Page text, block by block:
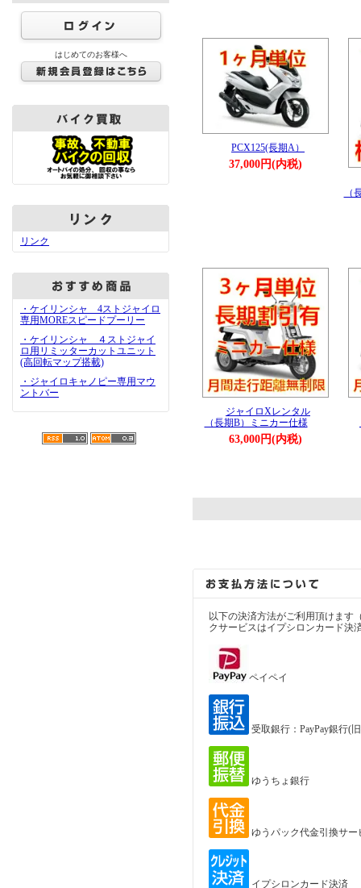
はじめてのお客様へ
リンク
・ケイリンシャ 4ストジャイロ
専用MOREスピードプーリー
・ケイリンシャ ４ストジャイ
ロ用リミッターカットユニット
(高回転マップ搭載)
・ジャイロキャノピー専用マウ
ントバー
PCX125(長期A）
37,000円(内税)
（
ジャイロXレンタル
（長期B）ミニカー仕様
63,000円(内税)
以下の決済方法がご利用頂けます
クサービスはイプシロンカード決
ペイペイ
受取銀行：PayPay銀行(
ゆうちょ銀行
ゆうパック代金引換サー
イプシロンカード決済